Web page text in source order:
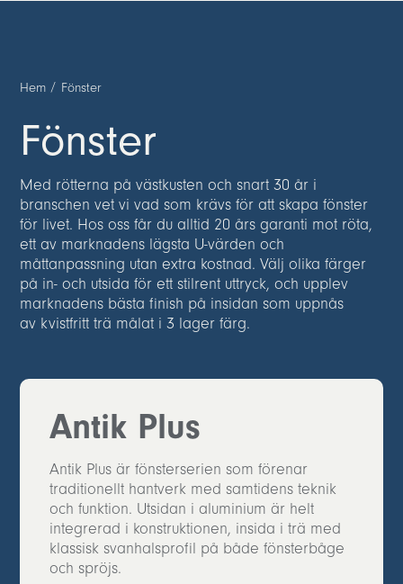
Hem / Fönster
Fönster
Med rötterna på västkusten och snart 30 år i
branschen vet vi vad som krävs för att skapa fönster
för livet. Hos oss får du alltid 20 års garanti mot röta,
ett av marknadens lägsta U-värden och
måttanpassning utan extra kostnad. Välj olika färger
på in- och utsida för ett stilrent uttryck, och upplev
marknadens bästa finish på insidan som uppnås
av kvistfritt trä målat i 3 lager färg.
Antik Plus
Antik Plus är fönsterserien som förenar
traditionellt hantverk med samtidens teknik
och funktion. Utsidan i aluminium är helt
integrerad i konstruktionen, insida i trä med
klassisk svanhalsprofil på både fönsterbåge
och spröjs.